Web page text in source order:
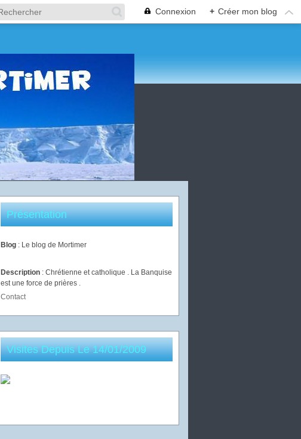
Connexion + Créer mon blog
Présentation
Blog : Le blog de Mortimer
Description : Chrétienne et catholique . La Banquise
est une force de prières .
Contact
Visites Depuis Le 14/01/2009